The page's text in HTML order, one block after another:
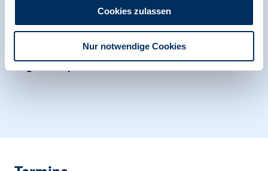
Cookies zulassen
Nur notwendige Cookies
04.04.2026